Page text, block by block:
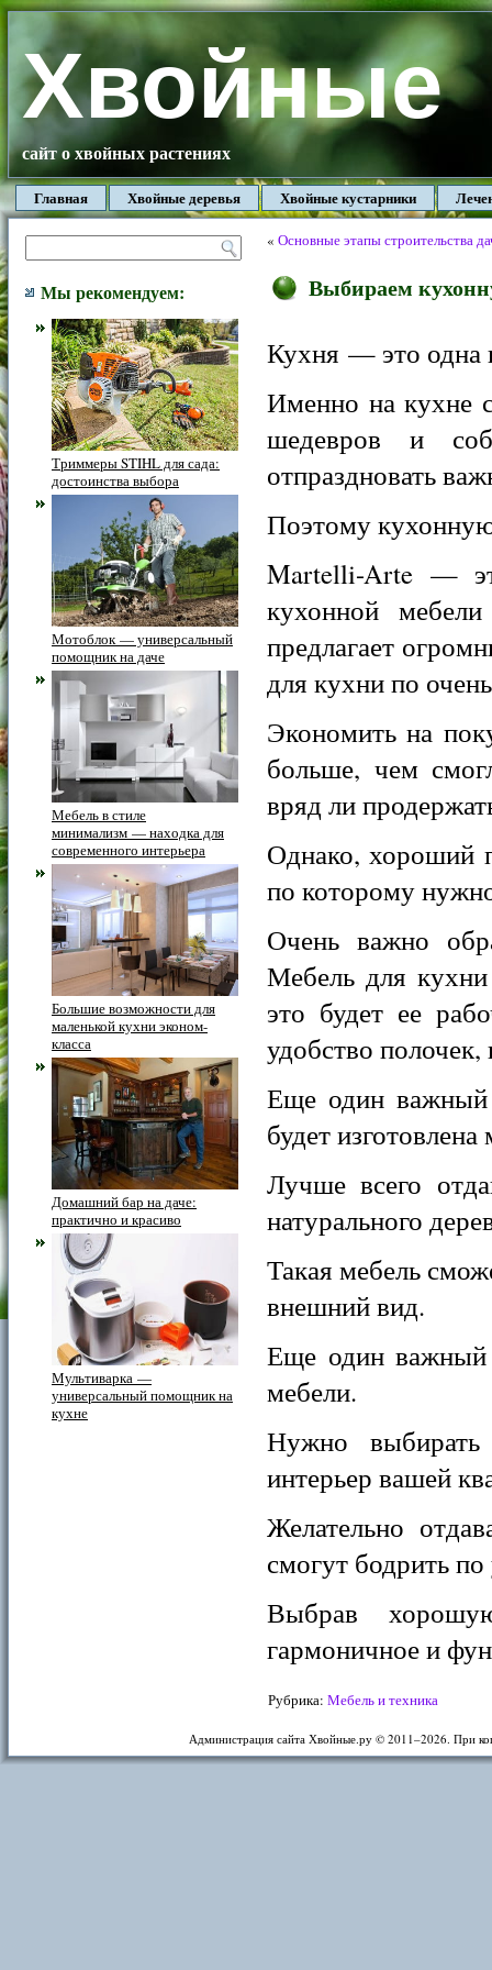
Хвойные
сайт о хвойных растениях
Главная Хвойные деревья Хвойные кустарники
Мы рекомендуем:
Триммеры STIHL для сада:
достоинства выбора
Мотоблок — универсальный
помощник на даче
Мебель в стиле
минимализм — находка для
современного интерьера
Большие возможности для
маленькой кухни эконом-
класса
Домашний бар на даче:
практично и красиво
Мультиварка —
универсальный помощник на
кухне
« Основные этапы строительства
Выбираем
Кухня — это одна
Именно на кухне
шедевров и
отпраздновать
Поэтому
Martelli-Arte —
кухонной
предлагает
для кухни по
Экономить на
больше, чем
вряд ли
Однако, хороший
по которому
Очень важно
Мебель для
это будет ее
удобство
Еще один важный
будет
Лучше всего
натурального
Такая мебель
внешний вид.
Еще один важный
мебели.
Нужно
интерьер вашей
Желательно
смогут бодрить
Выбрав
гармоничное и
Рубрика: Мебель и техника
Администрация сайта Хвойные.ру © 2011–2026. При